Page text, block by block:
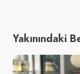
Yakınındaki